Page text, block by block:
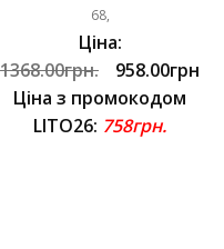
68,
Ціна:
1368.00грн.
958.00грн
Ціна з промокодом
LITO26: 758грн.